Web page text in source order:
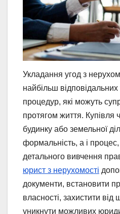
Укладання угод з
найбільш
процедур, які можуть
протягом життя. Купівля
будинку або земельної
формальність, а і
детального вивчення
юрист з нерухомості
документи, встановити
власності, захистити від
уникнути можливих